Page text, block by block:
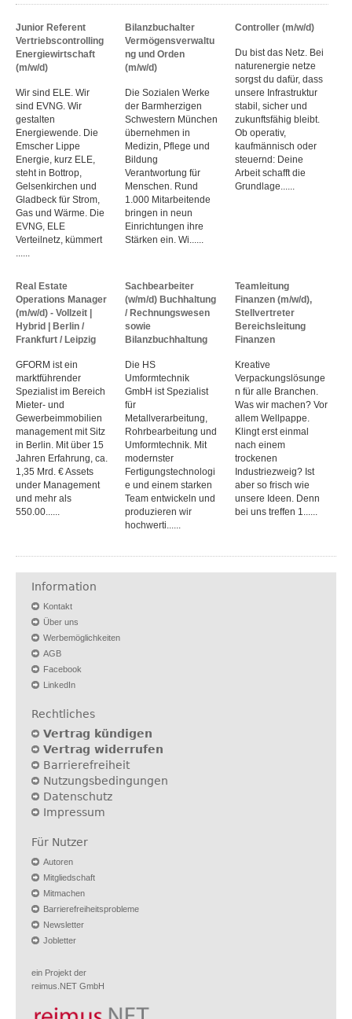
Junior Referent
Vertriebscontrolling
Energiewirtschaft
(m/w/d)
Wir sind ELE. Wir
sind EVNG. Wir
gestalten
Energiewende. Die
Emscher Lippe
Energie, kurz ELE,
steht in Bottrop,
Gelsenkirchen und
Gladbeck für Strom,
Gas und Wärme. Die
EVNG, ELE
Verteilnetz, kümmert
Bilanzbuchalter
Vermögensverwaltu
ng und Orden
(m/w/d)
Die Sozialen Werke
der Barmherzigen
Schwestern München
übernehmen in
Medizin, Pflege und
Bildung
Verantwortung für
Menschen. Rund
1.000 Mitarbeitende
bringen in neun
Einrichtungen ihre
Stärken ein. Wi......
Controller (m/w/d)
Du bist das Netz. Bei
naturenergie netze
sorgst du dafür, dass
unsere Infrastruktur
stabil, sicher und
zukunftsfähig bleibt.
Ob operativ,
kaufmännisch oder
steuernd: Deine
Arbeit schafft die
Grundlage......
Real Estate
Operations Manager
(m/w/d) - Vollzeit |
Hybrid | Berlin /
Frankfurt / Leipzig
GFORM ist ein
marktführender
Spezialist im Bereich
Mieter- und
Gewerbeimmobilien
management mit Sitz
in Berlin. Mit über 15
Jahren Erfahrung, ca.
1,35 Mrd. € Assets
under Management
und mehr als
550.00......
Sachbearbeiter
(w/m/d) Buchhaltung
/ Rechnungswesen
sowie
Bilanzbuchhaltung
Die HS
Umformtechnik
GmbH ist Spezialist
für
Metallverarbeitung,
Rohrbearbeitung und
Umformtechnik. Mit
modernster
Fertigungstechnologi
e und einem starken
Team entwickeln und
produzieren wir
hochwerti......
Teamleitung
Finanzen (m/w/d),
Stellvertreter
Bereichsleitung
Finanzen
Kreative
Verpackungslösunge
n für alle Branchen.
Was wir machen? Vor
allem Wellpappe.
Klingt erst einmal
nach einem
trockenen
Industriezweig? Ist
aber so frisch wie
unsere Ideen. Denn
bei uns treffen 1......
Information
Kontakt
Über uns
Werbemöglichkeiten
AGB
Facebook
LinkedIn
Rechtliches
Vertrag kündigen
Vertrag widerrufen
Barrierefreiheit
Nutzungsbedingungen
Datenschutz
Impressum
Für Nutzer
Autoren
Mitgliedschaft
Mitmachen
Barrierefreiheitsprobleme
Newsletter
Jobletter
ein Projekt der
reimus.NET GmbH